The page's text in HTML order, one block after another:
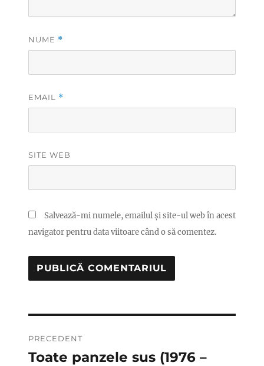
NUME *
EMAIL *
SITE WEB
Salvează-mi numele, emailul și site-ul web în acest
navigator pentru data viitoare când o să comentez.
în
PRECEDENT
Articolul
Toate panzele sus (1976 –